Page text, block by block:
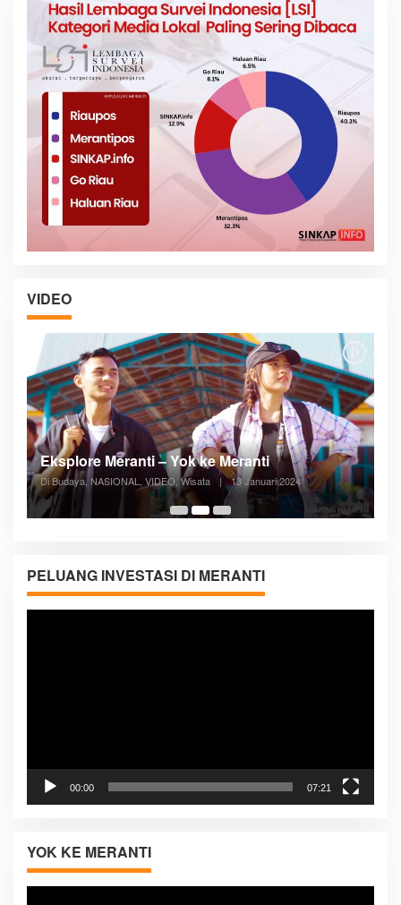
VIDEO
05:08
Posyandu Melayani Semua Siklus Hidup
Di ADVERTORIAL, Kesehatan, VIDEO 27 Desember 2023
PELUANG INVESTASI DI MERANTI
00:00 07:21
YOK KE MERANTI